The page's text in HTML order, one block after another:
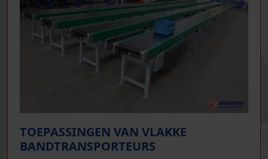
TOEPASSINGEN VAN VLAKKE
BANDTRANSPORTEURS